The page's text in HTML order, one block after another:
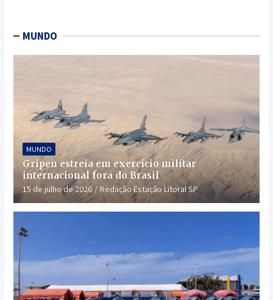
MUNDO
MUNDO
Gripen estreia em exercício militar
internacional fora do Brasil
15 de julho de 2026 Redação Estação Litoral SP